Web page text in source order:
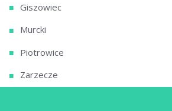
Giszowiec
Murcki
Piotrowice
Zarzecze